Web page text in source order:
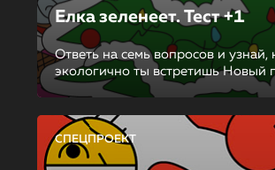
Елка зеленеет. Тест +1
Ответь на семь вопросов и узнай,
экологично ты встретишь Новый
СПЕЦПРОЕКТ